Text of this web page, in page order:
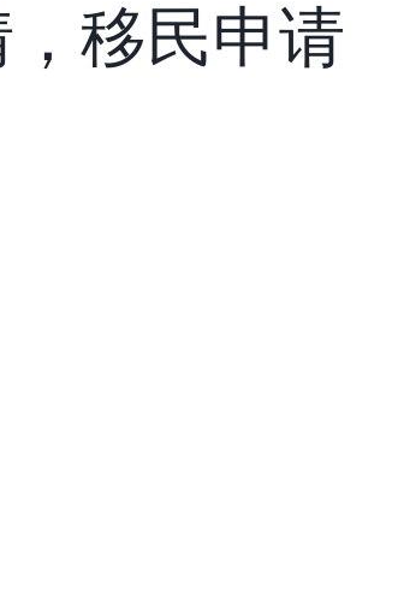
移民申请